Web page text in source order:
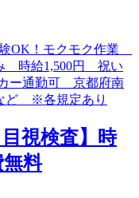
視検査】時
無料